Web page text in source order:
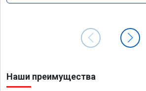
Наши преимущества